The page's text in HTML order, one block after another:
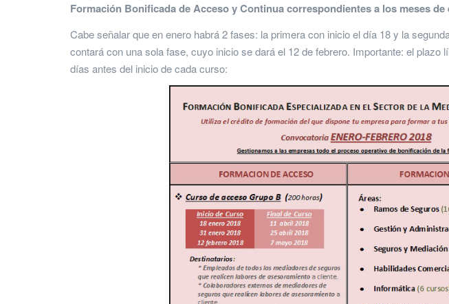
Formación Bonificada de Acceso y Continua correspondientes a los meses
Cabe señalar que en enero habrá 2 fases: la primera con inicio el día 18 y la
contará con una sola fase, cuyo inicio se dará el 12 de febrero. Importante: el plazo
días antes del inicio de cada curso: